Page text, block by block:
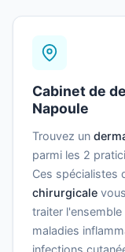
Cabinet de
Napoule
Trouvez un
parmi les 2
Ces spécialistes
chirurgicale
traiter l'ensemble
maladies
infections